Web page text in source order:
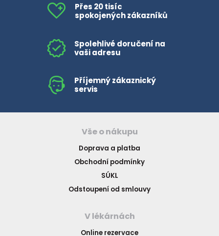
Přes 20 tisíc
spokojených zákazníků
Spolehlivé doručení na
vaši adresu
Příjemný zákaznický
servis
Vše o nákupu
Doprava a platba
Obchodní podmínky
SÚKL
Odstoupení od smlouvy
V lékárnách
Online rezervace